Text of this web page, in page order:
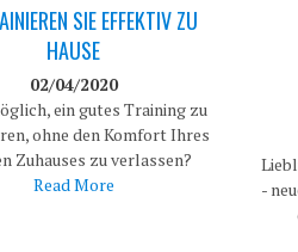
SIE EFFEKTIV ZU
HAUSE
02/04/2020
ein gutes Training zu
ohne den Komfort Ihres
Zuhauses zu verlassen?
Read More
-